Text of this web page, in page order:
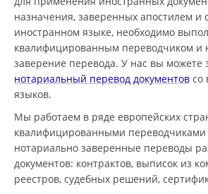
назначения, заверенных апостилем и
иностранном языке, необходимо
квалифицированным переводчиком и
заверение перевода. У нас вы можете
нотариальный перевод документов со
языков.
Мы работаем в ряде европейских
квалифицированными переводчиками
нотариально заверенные переводы
документов: контрактов, выписок из
реестров, судебных решений,